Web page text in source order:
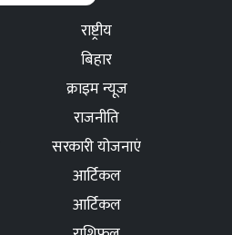
राष्ट्रीय
बिहार
क्राइम न्यूज
राजनीति
सरकारी योजनाएं
आर्टिकल
आर्टिकल